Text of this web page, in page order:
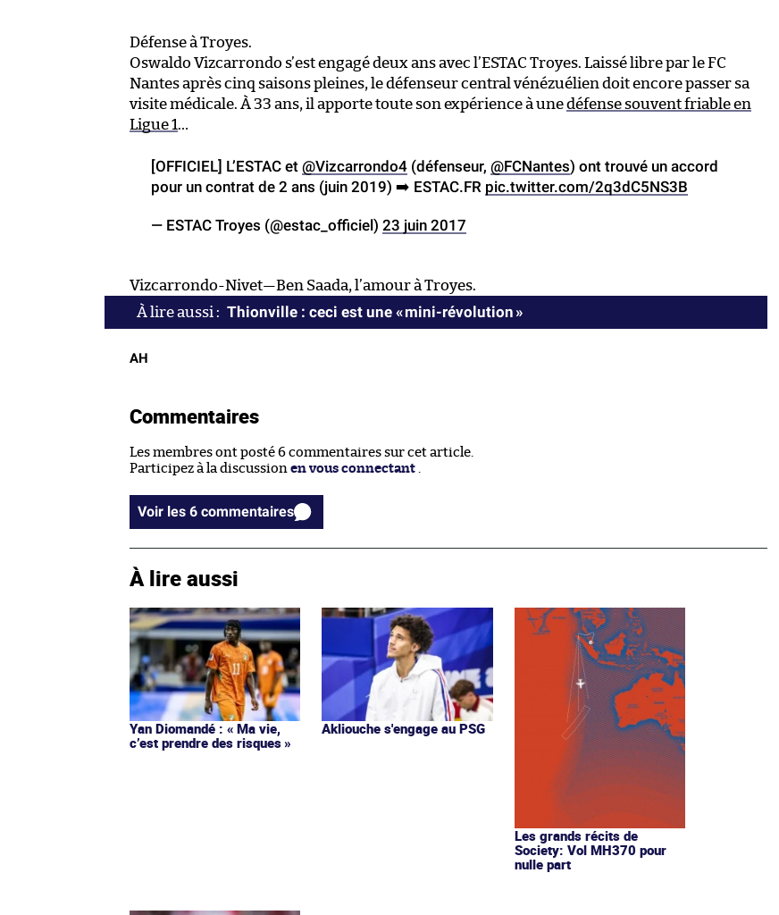
Défense à Troyes.
Oswaldo Vizcarrondo s’est engagé deux ans avec l’ESTAC Troyes. Laissé libre par le FC
Nantes après cinq saisons pleines, le défenseur central vénézuélien doit encore passer sa
visite médicale. À 33 ans, il apporte toute son expérience à unedéfense souvent friable en
Ligue 1…
[OFFICIEL] L’ESTAC et @Vizcarrondo4 (défenseur, @FCNantes) ont trouvé un accord
pour un contrat de 2 ans (juin 2019) ➡️ ESTAC.FR pic.twitter.com/2q3dC5NS3B
— ESTAC Troyes (@estac_officiel) 23 juin 2017
Vizcarrondo-Nivet—Ben Saada, l’amour à Troyes.
Thionville : ceci est une « mini-révolution »
AH
Commentaires
Les membres ont posté 6 commentaires sur cet article.
Participez à la discussion en vous connectant .
Voir les 6 commentaires
À lire aussi
Yan Diomandé : « Ma vie,
c’est prendre des risques »
Akliouche s'engage au PSG
Les grands récits de
Society: Vol MH370 pour
nulle part